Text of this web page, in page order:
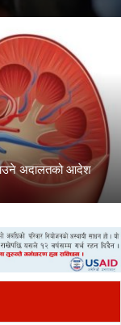
पाउने अदालतको आदेश